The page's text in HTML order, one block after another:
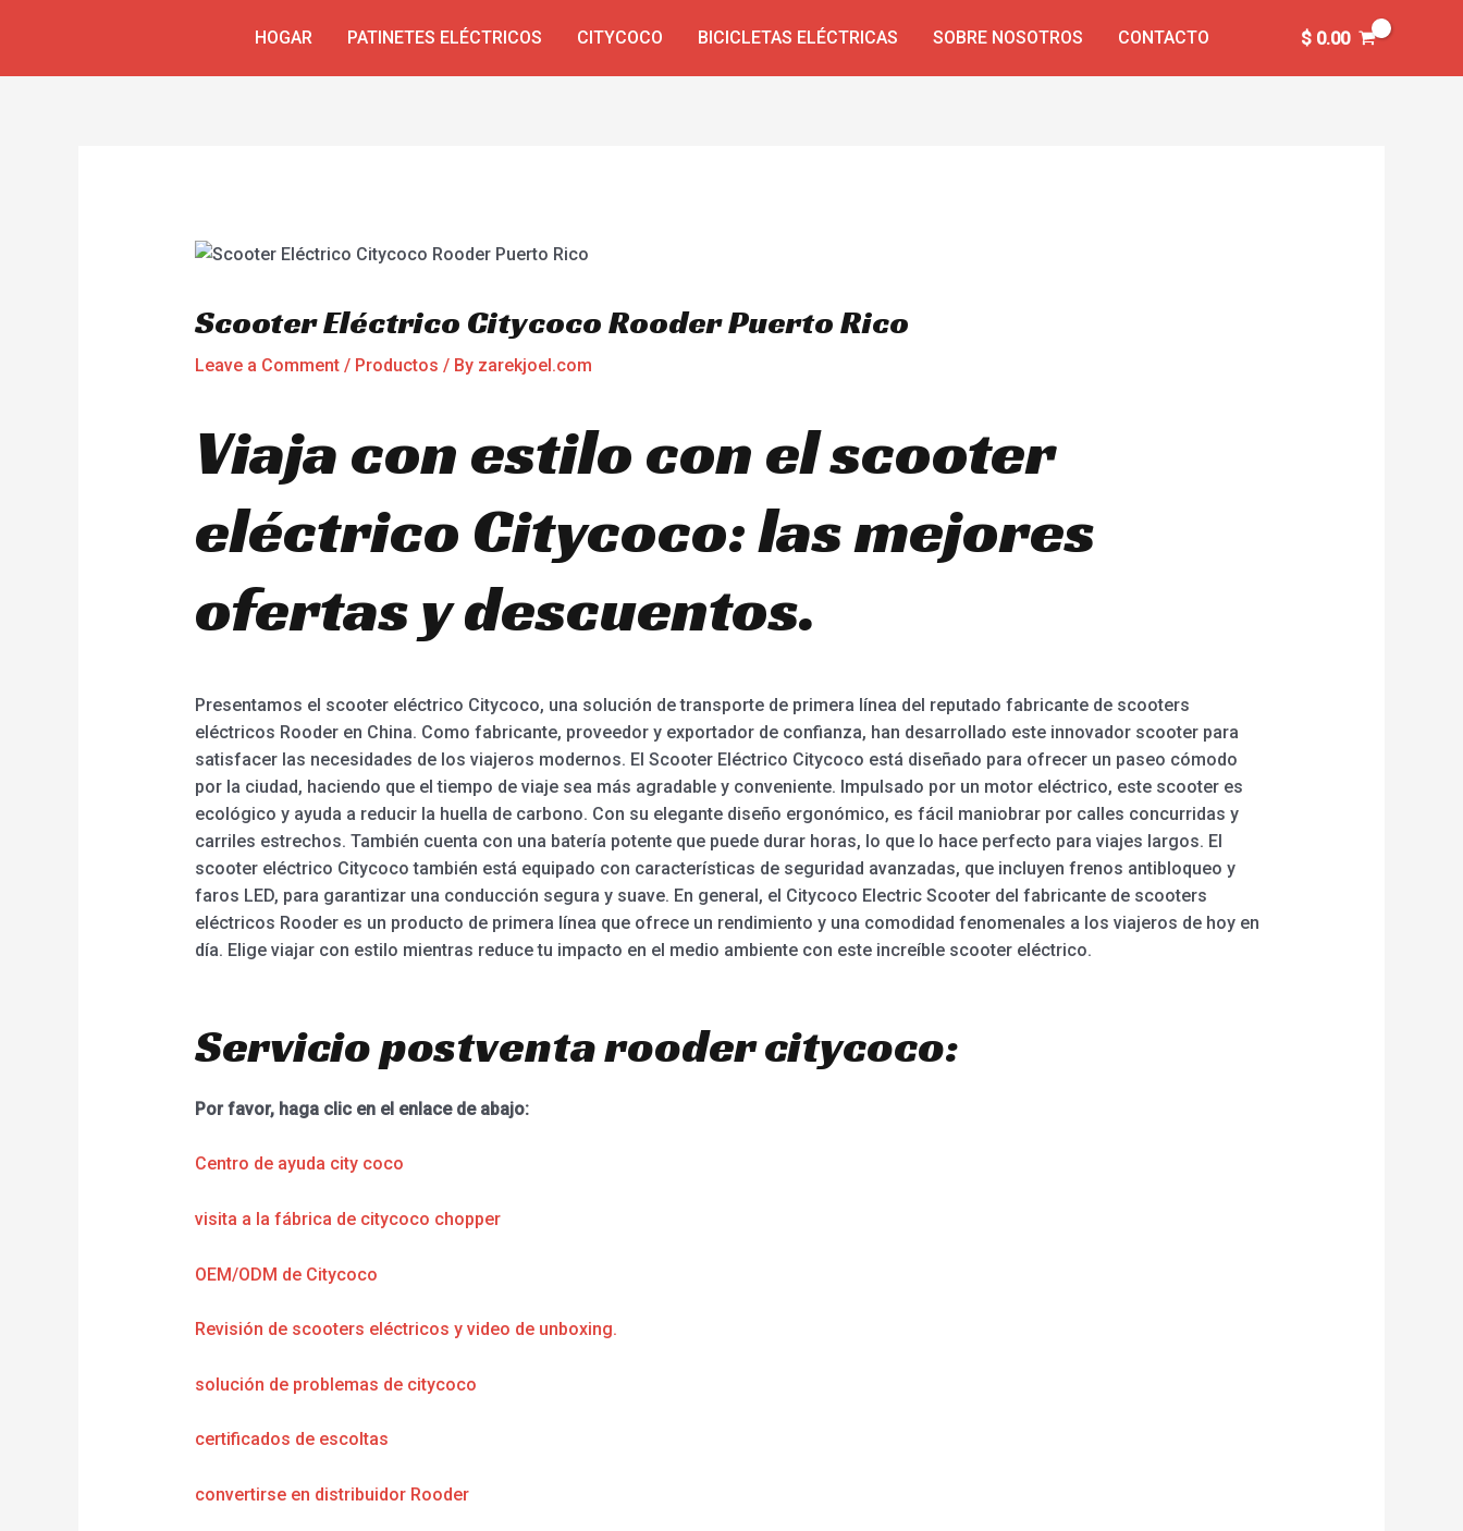
HOGAR PATINETES ELÉCTRICOS CITYCOCO BICICLETAS ELÉCTRICAS SOBRE NOSOTROS CONTACTO $0.00
Scooter Eléctrico Citycoco Rooder Puerto Rico
Leave a Comment / Productos / By zarekjoel.com
Viaja con estilo con el scooter
eléctrico Citycoco: las mejores
ofertas y descuentos.
Presentamos el scooter eléctrico Citycoco, una solución de transporte de primera línea del reputado fabricante de scooters
eléctricos Rooder en China. Como fabricante, proveedor y exportador de confianza, han desarrollado este innovador scooter para
satisfacer las necesidades de los viajeros modernos. El Scooter Eléctrico Citycoco está diseñado para ofrecer un paseo cómodo
por la ciudad, haciendo que el tiempo de viaje sea más agradable y conveniente. Impulsado por un motor eléctrico, este scooter es
ecológico y ayuda a reducir la huella de carbono. Con su elegante diseño ergonómico, es fácil maniobrar por calles concurridas y
carriles estrechos. También cuenta con una batería potente que puede durar horas, lo que lo hace perfecto para viajes largos. El
scooter eléctrico Citycoco también está equipado con características de seguridad avanzadas, que incluyen frenos antibloqueo y
faros LED, para garantizar una conducción segura y suave. En general, el Citycoco Electric Scooter del fabricante de scooters
eléctricos Rooder es un producto de primera línea que ofrece un rendimiento y una comodidad fenomenales a los viajeros de hoy en
día. Elige viajar con estilo mientras reduce tu impacto en el medio ambiente con este increíble scooter eléctrico.
Servicio postventa rooder citycoco:
Por favor, haga clic en el enlace de abajo:
Centro de ayuda city coco
visita a la fábrica de citycoco chopper
OEM/ODM de Citycoco
Revisión de scooters eléctricos y video de unboxing.
solución de problemas de citycoco
certificados de escoltas
convertirse en distribuidor Rooder